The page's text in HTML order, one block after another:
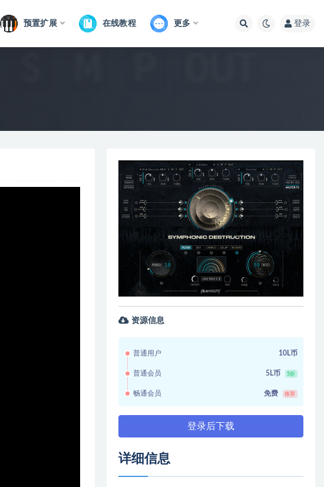
预置扩展 在线教程 更多 登录
资源信息
普通用户 10L币
普通会员 5L币 5折
畅通会员 免费 推荐
登录后下载
详细信息